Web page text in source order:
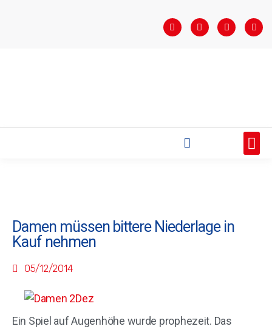
Damen müssen bittere Niederlage in
Kauf nehmen
05/12/2014
Ein Spiel auf Augenhöhe wurde prophezeit. Das